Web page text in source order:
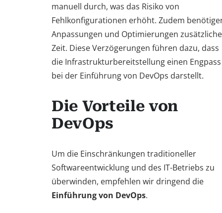
manuell durch, was das Risiko von
Fehlkonfigurationen erhöht. Zudem
Anpassungen und Optimierungen zusätzliche
Zeit. Diese Verzögerungen führen dazu, dass
die Infrastrukturbereitstellung einen Engpass
bei der Einführung von DevOps darstellt.
Die Vorteile von
DevOps
Um die Einschränkungen traditioneller
Softwareentwicklung und des IT-Betriebs zu
überwinden, empfehlen wir dringend die
Einführung von DevOps.